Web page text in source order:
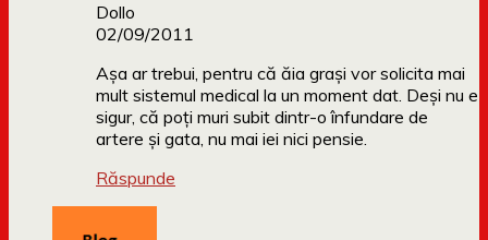
Dollo
02/09/2011
Așa ar trebui, pentru că ăia grași vor solicita mai
mult sistemul medical la un moment dat. Deși nu e
sigur, că poți muri subit dintr-o înfundare de
artere și gata, nu mai iei nici pensie.
Răspunde